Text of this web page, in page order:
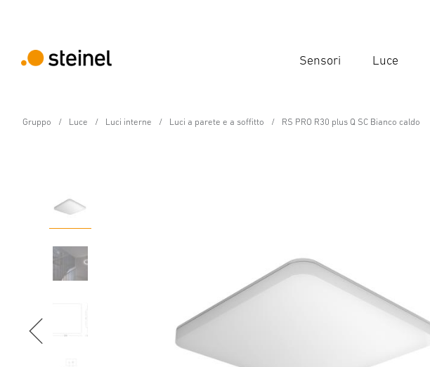
Sensori Luce
Gruppo Luce Luci interne Luci a parete e a soffitto RS PRO R30 plus Q SC Bianco caldo
Caratteristiche